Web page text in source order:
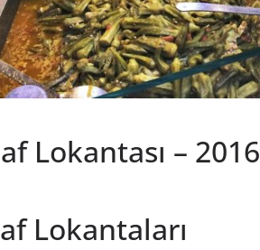
Lokantası – 2016
Lokantaları